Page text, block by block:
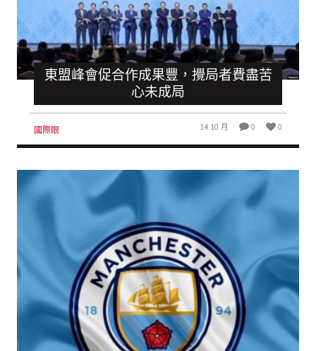
東盟峰會促合作成果豐，攪局者費盡苦
心未成局
國際眼 14 10 月 0 0